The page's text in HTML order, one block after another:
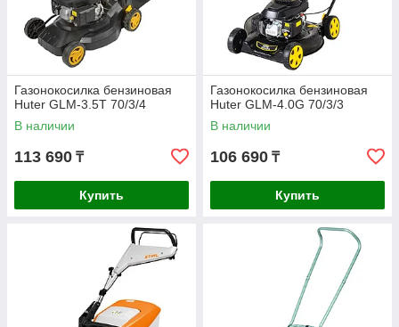
Газонокосилка бензиновая
Huter GLM-3.5T 70/3/4
В наличии
113 690 ₸
Купить
Газонокосилка бензиновая
Huter GLM-4.0G 70/3/3
В наличии
106 690 ₸
Купить